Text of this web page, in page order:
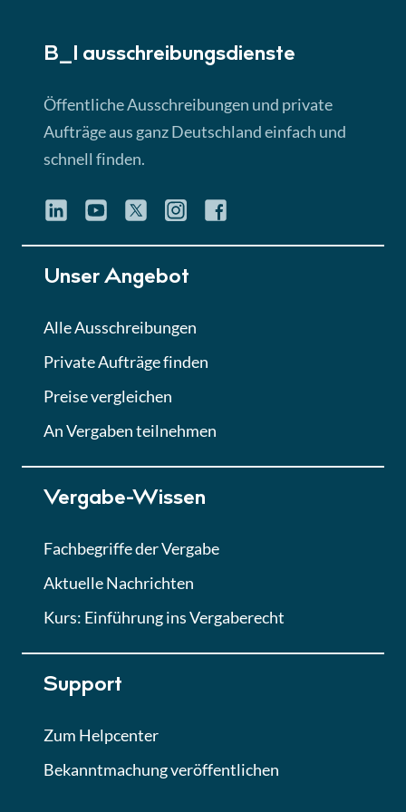
Lektion 3
► 4:31 Min
Quiz
Eignung im Vergabeverfahren
Lektion 6
Abgabe von Angeboten
Lektion
Lektion 7
Finales Quiz
B_I ausschreibungs­dienste
Öffentliche Ausschreibungen und private
Aufträge aus ganz Deutschland einfach und
schnell finden.
Unser Angebot
Alle Ausschreibungen
Private Aufträge finden
Preise vergleichen
An Vergaben teilnehmen
Vergabe-Wissen
Fachbegriffe der Vergabe
Aktuelle Nachrichten
Kurs: Einführung ins Vergaberecht
Support
Zum Helpcenter
Bekanntmachung veröffentlichen